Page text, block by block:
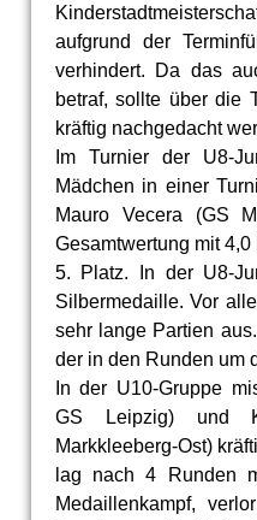
aufgrund der
verhindert. Da das
betraf, sollte über die
kräftig nachgedacht
Im Turnier der U8-
Mädchen in einer
Mauro Vecera (GS
Gesamtwertung mit
5. Platz. In der U8-
Silbermedaille. Vor
sehr lange Partien
der in den Runden um
In der U10-Gruppe
GS Leipzig) und
Markkleeberg-Ost)
lag nach 4 Runden
Medaillenkampf,